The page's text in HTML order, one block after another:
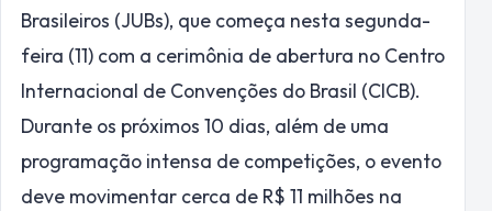
Brasileiros (JUBs), que começa nesta segunda-
feira (11) com a cerimônia de abertura no Centro
Internacional de Convenções do Brasil (CICB).
Durante os próximos 10 dias, além de uma
programação intensa de competições, o evento
deve movimentar cerca de R$ 11 milhões na